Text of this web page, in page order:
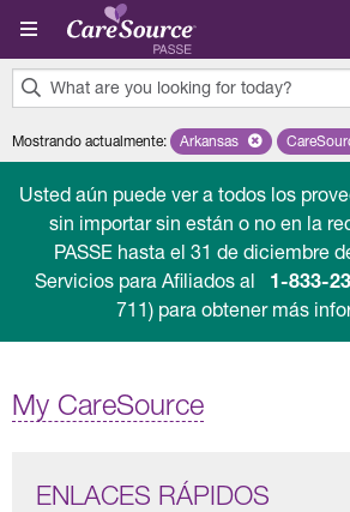
Pasar al contenido principal
What are you looking for today?
results
Mostrando actualmente: Remove selected
Arkansas
Usted aún puede ver a todos los
sin importar sin están o no en la
PASSE hasta el 31 de diciembre
Servicios para Afiliados al 1-833-
711) para obtener más
My CareSource
ENLACES RÁPIDOS